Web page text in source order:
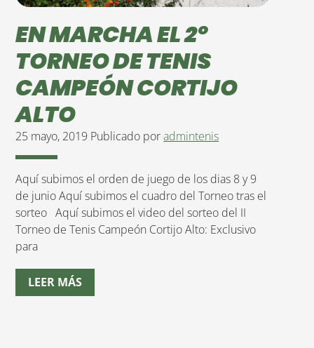
EN MARCHA EL 2º
TORNEO DE TENIS
CAMPEÓN CORTIJO
ALTO
25 mayo, 2019 Publicado poradmintenis
Aquí subimos el orden de juego de los dias 8 y 9
de junio Aquí subimos el cuadro del Torneo tras el
sorteo Aquí subimos el video del sorteo del II
Torneo de Tenis Campeón Cortijo Alto: Exclusivo
para
LEER MÁS